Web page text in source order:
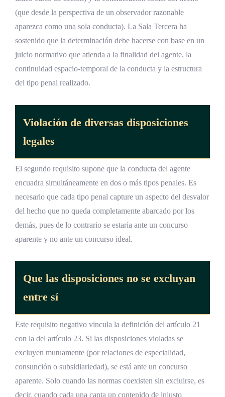
(que desde la perspectiva de un observador razonable
aparezca como una sola conducta). La Sala Tercera ha
sostenido que la determinación debe hacerse con base en un
juicio normativo que atienda a la finalidad del agente, la
continuidad espacio-temporal de la conducta y la estructura
del tipo penal realizado.
Violación de diversas disposiciones
legales
El segundo requisito supone que la conducta del agente
encuadra simultáneamente en dos o más tipos penales. Es
necesario que cada tipo penal capture un aspecto del desvalor
del hecho que no queda completamente abarcado por los
demás, pues de lo contrario se estaría ante un concurso
aparente y no ante un concurso ideal.
Que las disposiciones no se excluyan
entre sí
Este requisito negativo vincula la definición del artículo 21
con la del artículo 23. Si las disposiciones violadas se
excluyen mutuamente (por relaciones de especialidad,
consunción o subsidiariedad), se está ante un concurso
aparente. Solo cuando las normas coexisten sin excluirse, es
decir, cuando cada una capta un contenido de injusto